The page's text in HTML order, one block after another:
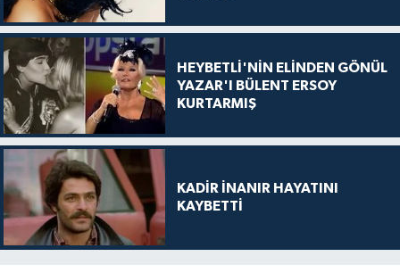
HEYBETLİ'NİN ELİNDEN GÖNÜL
YAZAR'I BÜLENT ERSOY
KURTARMIŞ
KADİR İNANIR HAYATINI
KAYBETTİ